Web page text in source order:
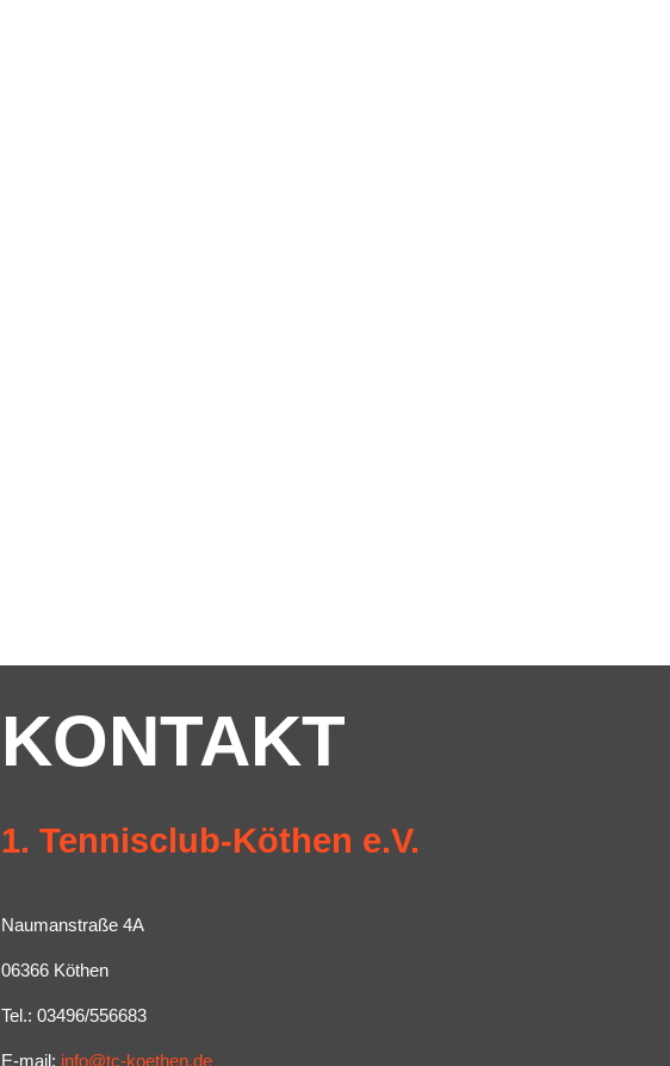
KONTAKT
1. Tennisclub-Köthen e.V.
Naumanstraße 4A
06366 Köthen
Tel.: 03496/556683
E-mail: info@tc-koethen.de